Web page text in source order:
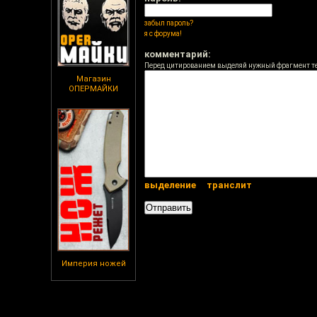
Магазин
ОПЕРМАЙКИ
Империя ножей
забыл пароль?
я с форума!
комментарий:
Перед цитированием выделяй нужный фрагмент
выделение транслит